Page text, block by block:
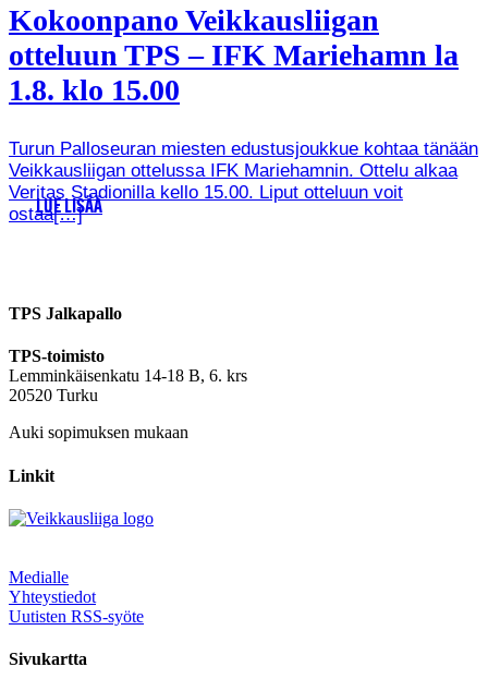
Kokoonpano Veikkausliigan
otteluun TPS – IFK Mariehamn la
1.8. klo 15.00
Turun Palloseuran miesten edustusjoukkue kohtaa tänään
Veikkausliigan ottelussa IFK Mariehamnin. Ottelu alkaa
Veritas Stadionilla kello 15.00. Liput otteluun voit
ostaa[…]
LUE LISÄÄ
TPS Jalkapallo
TPS-toimisto
Lemminkäisenkatu 14-18 B, 6. krs
20520 Turku
Auki sopimuksen mukaan
Linkit
Medialle
Yhteystiedot
Uutisten RSS-syöte
Sivukartta